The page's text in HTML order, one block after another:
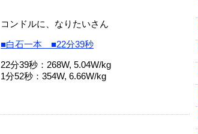
コンドルに、なりたいさん
■白石一本 ■22分39秒
22分39秒：268W, 5.04W/kg
1分52秒：354W, 6.66W/kg